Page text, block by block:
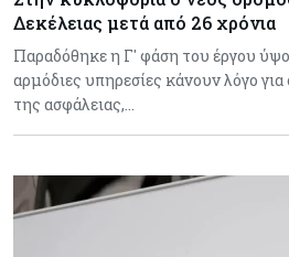
Δεκέλειας μετά από 26 χρόνια
Παραδόθηκε η Γ' φάση του έργου
αρμόδιες υπηρεσίες κάνουν λόγο
της ασφάλειας,…